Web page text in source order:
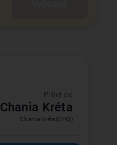
Prílet do
Chania Kréta
Chania Kréta(CHQ)